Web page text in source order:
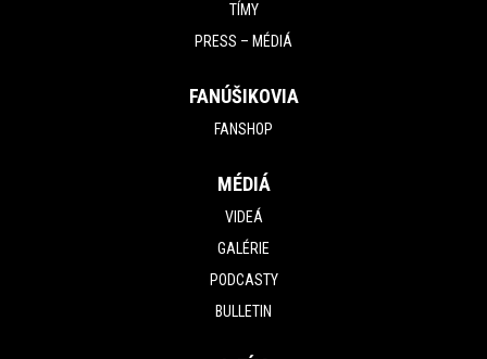
TÍMY
PRESS – MÉDIÁ
FANÚŠIKOVIA
FANSHOP
MÉDIÁ
VIDEÁ
GALÉRIE
PODCASTY
BULLETIN